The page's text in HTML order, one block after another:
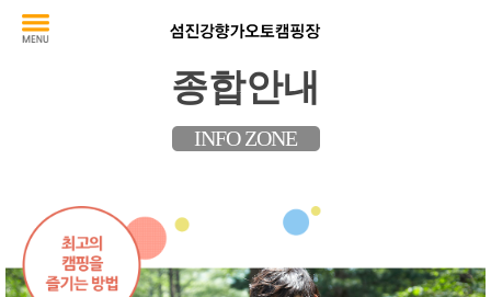
종합안내
INFO ZONE